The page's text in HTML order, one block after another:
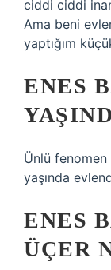
ciddi ciddi
Ama beni
yaptığım
ENES
Ünlü fenomen
yaşında
ENES
ÜÇER